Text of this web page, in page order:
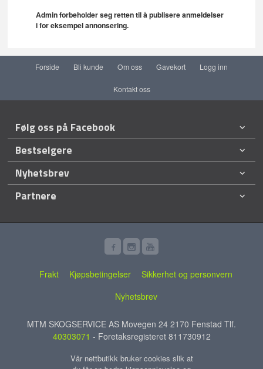
Admin forbeholder seg retten til å publisere anmeldelser
i for eksempel annonsering.
Forside Bli kunde Om oss Gavekort Logg inn
Kontakt oss
Følg oss på Facebook
Bestselgere
Nyhetsbrev
Partnere
Frakt Kjøpsbetingelser
Sikkerhet og personvern
Nyhetsbrev
MTM SKOGSERVICE AS Movegen 24 2170 Fenstad Tlf.
40303071 - Foretaksregisteret 811730912
Vår nettbutikk bruker cookies slik at